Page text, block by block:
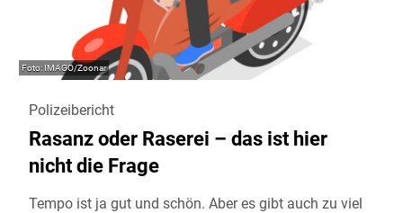
IMAGO/Zoonar
Polizeibericht
Rasanz oder Raserei – das ist hier
nicht die Frage
Tempo ist ja gut und schön. Aber es gibt auch zu viel